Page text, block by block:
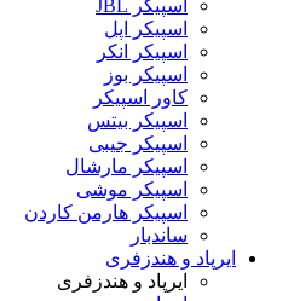
اسپیکر JBL
اسپیکر اپل
اسپیکر انکر
اسپیکر بوز
کاور اسپیکر
اسپیکر بیتس
اسپیکر جیبی
اسپیکر مارشال
اسپیکر موشی
اسپیکر هارمن کاردن
ساندبار
ایرپاد و هندزفری
ایرپاد و هندزفری